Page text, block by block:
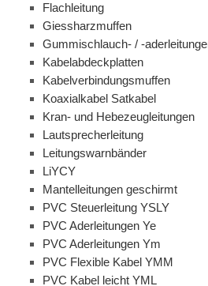
Flachleitung
Giessharzmuffen
Gummischlauch- / -
Kabelabdeckplatten
Kabelverbindungsmuffen
Koaxialkabel Satkabel
Kran- und Hebezeugleitungen
Lautsprecherleitung
Leitungswarnbänder
LiYCY
Mantelleitungen geschirmt
PVC Steuerleitung YSLY
PVC Aderleitungen Ye
PVC Aderleitungen Ym
PVC Flexible Kabel YMM
PVC Kabel leicht YML